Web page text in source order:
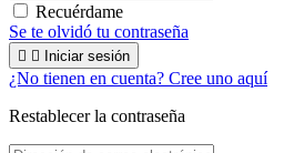
Recuérdame
Se te olvidó tu contraseña
  Iniciar sesión
¿No tienen en cuenta? Cree uno aquí
Restablecer la contraseña